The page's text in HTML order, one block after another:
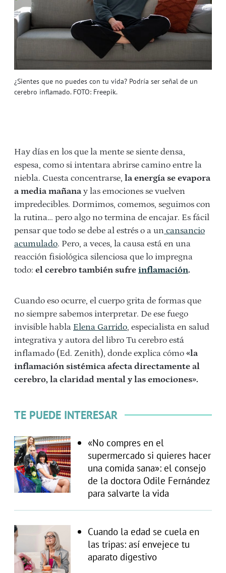
¿Sientes que no puedes con tu vida? Podría ser señal de un
cerebro inflamado. FOTO: Freepik.
Hay días en los que la mente se siente densa,
espesa, como si intentara abrirse camino entre la
niebla. Cuesta concentrarse, la energía se evapora
a media mañana y las emociones se vuelven
impredecibles. Dormimos, comemos, seguimos con
la rutina… pero algo no termina de encajar. Es fácil
pensar que todo se debe al estrés o a un cansancio
acumulado. Pero, a veces, la causa está en una
reacción fisiológica silenciosa que lo impregna
todo: el cerebro también sufre inflamación.
Cuando eso ocurre, el cuerpo grita de formas que
no siempre sabemos interpretar. De ese fuego
invisible habla Elena Garrido, especialista en salud
integrativa y autora del libro Tu cerebro está
inflamado (Ed. Zenith), donde explica cómo «la
inflamación sistémica afecta directamente al
cerebro, la claridad mental y las emociones».
TE PUEDE INTERESAR
«No compres en el
supermercado si quieres hacer
una comida sana»: el consejo
de la doctora Odile Fernández
para salvarte la vida
Cuando la edad se cuela en
las tripas: así envejece tu
aparato digestivo